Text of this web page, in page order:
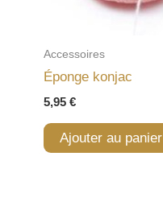
Accessoires
Éponge konjac
5,95 €
Ajouter au panier